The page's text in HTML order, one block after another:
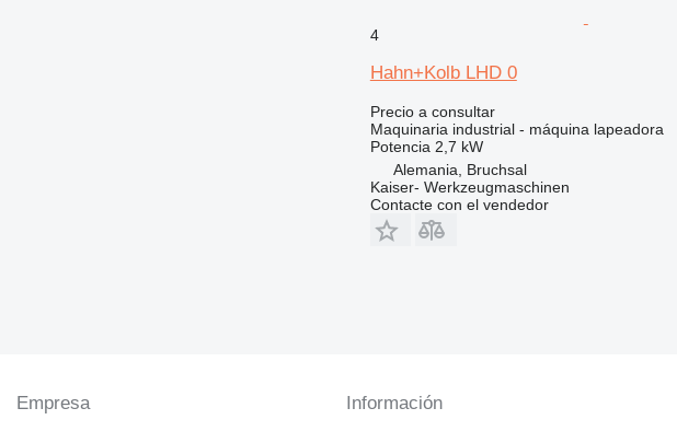
4
Hahn+Kolb LHD 0
Precio a consultar
Maquinaria industrial - máquina lapeadora
Potencia 2,7 kW
Alemania, Bruchsal
Kaiser- Werkzeugmaschinen
Contacte con el vendedor
Empresa Información